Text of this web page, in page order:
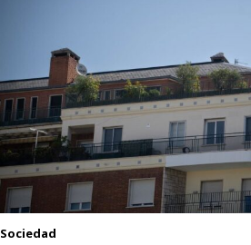
Sociedad